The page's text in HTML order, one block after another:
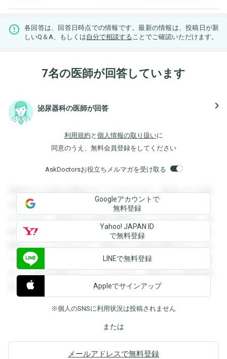
各回答は、回答日時点での情報です。最新の情報は、投稿日が新
しいQ＆A、もしくは自分で相談する ことでご確認いただけます。
7名の医師が回答しています
泌尿器科の医師が回答 navigate_next
利用規約 と 個人情報の取り扱いに
同意のうえ、無料会員登録をしてください
AskDoctorsお役立ちメルマガを受け取る
登録すると回答を閲覧することができます。登録すると回答
を閲覧することができます。登録すると回答を閲覧すること
ができます。登録すると回答を閲覧することができます。登
録すると回答を閲覧することができます。登録すると回答を
閲覧することができます。登録すると回答を閲覧することが
できます。登録すると回答を閲覧することができます。登録
すると回答を閲覧することができます。登録すると回答を閲
覧することができます。
Googleアカウントで
無料登録
Yahoo! JAPAN ID
で無料登録
LINEで無料登録
Appleでサインアップ
※個人のSNSに利用状況は投稿されません
または
メールアドレスで無料登録